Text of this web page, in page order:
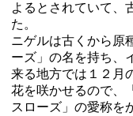
よるとされていて、
た。
ニゲルは古くから原
ーズ」の名を持ち、
来る地方では１２月
花を咲かせるので、
スローズ」の愛称を